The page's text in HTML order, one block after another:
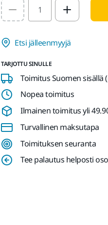
Select quantity value
Etsi jälleenmyyjä
TARJOTTU SINULLE
Toimitus Suomen sisällä
Nopea toimitus
Ilmainen toimitus yli
Turvallinen maksutapa
Toimituksen seuranta
Tee palautus helposti